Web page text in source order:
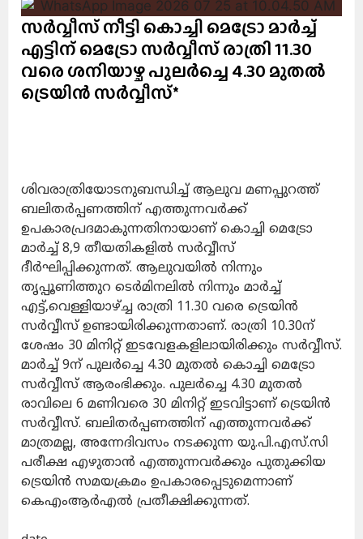
സർവ്വീസ് നീട്ടി കൊച്ചി മെട്രോ മാർച്ച്
എട്ടിന് മെട്രോ സർവ്വീസ് രാത്രി 11.30
വരെ ശനിയാഴ്ച പുലർച്ചെ 4.30 മുതൽ
ട്രെയിൻ സർവ്വീസ്*
ശിവരാത്രിയോടനുബന്ധിച്ച് ആലുവ മണപ്പുറത്ത്
ബലിതർപ്പണത്തിന് എത്തുന്നവർക്ക്
ഉപകാരപ്രദമാകുന്നതിനായാണ് കൊച്ചി മെട്രോ
മാർച്ച് 8,9 തീയതികളിൽ സർവ്വീസ്
ദീർഘിപ്പിക്കുന്നത്. ആലുവയിൽ നിന്നും
തൃപ്പൂണിത്തുറ ടെർമിനലിൽ നിന്നും മാർച്ച്
എട്ട്,വെള്ളിയാഴ്ച്ച രാത്രി 11.30 വരെ ട്രെയിൻ
സർവ്വീസ് ഉണ്ടായിരിക്കുന്നതാണ്. രാത്രി 10.30ന്
ശേഷം 30 മിനിറ്റ് ഇടവേളകളിലായിരിക്കും സർവ്വീസ്.
മാർച്ച് 9ന് പുലർച്ചെ 4.30 മുതൽ കൊച്ചി മെട്രോ
സർവ്വീസ് ആരംഭിക്കും. പുലർച്ചെ 4.30 മുതൽ
രാവിലെ 6 മണിവരെ 30 മിനിറ്റ് ഇടവിട്ടാണ് ട്രെയിൻ
സർവ്വീസ്. ബലിതർപ്പണത്തിന് എത്തുന്നവർക്ക്
മാത്രമല്ല, അന്നേദിവസം നടക്കുന്ന യു.പി.എസ്.സി
പരീക്ഷ എഴുതാൻ എത്തുന്നവർക്കും പുതുക്കിയ
ട്രെയിൻ സമയക്രമം ഉപകാരപ്പെടുമെന്നാണ്
കെഎംആർഎൽ പ്രതീക്ഷിക്കുന്നത്.